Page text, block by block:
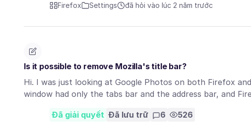
Firefox Settings đã hỏi vào lúc 2 năm trước
Is it possible to remove Mozilla's title bar?
Hi. I was just looking at Google Photos on both Firefox
window had only the tabs bar and the address bar, and
Đã giải quyết Đã lưu trữ 6 526